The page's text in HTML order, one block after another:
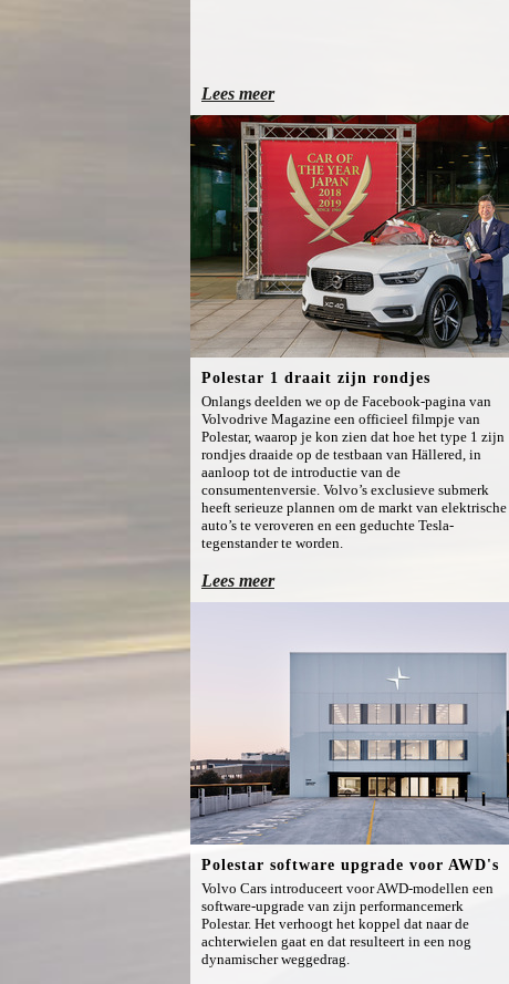
Lees meer
Polestar 1 draait zijn rondjes
Onlangs deelden we op de Facebook-pagina van
Volvodrive Magazine een officieel filmpje van
Polestar, waarop je kon zien dat hoe het type 1 zijn
rondjes draaide op de testbaan van Hällered, in
aanloop tot de introductie van de
consumentenversie. Volvo’s exclusieve submerk
heeft serieuze plannen om de markt van elektrische
auto’s te veroveren en een geduchte Tesla-
tegenstander te worden.
Lees meer
Polestar software upgrade voor AWD's
Volvo Cars introduceert voor AWD-modellen een
software-upgrade van zijn performancemerk
Polestar. Het verhoogt het koppel dat naar de
achterwielen gaat en dat resulteert in een nog
dynamischer weggedrag.